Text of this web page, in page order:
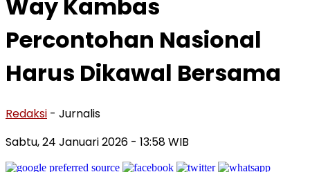
Way Kambas
Percontohan Nasional
Harus Dikawal Bersama
Redaksi - Jurnalis
Sabtu, 24 Januari 2026 - 13:58 WIB